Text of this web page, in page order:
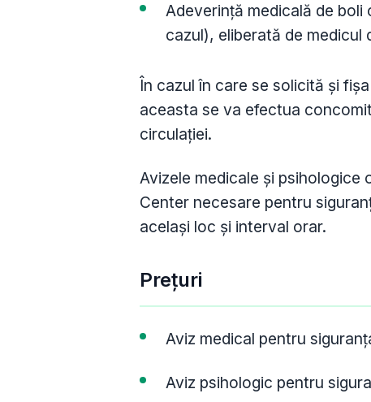
Adeverință medicală de
cazul), eliberată de medicul
În cazul în care se solicită și
aceasta se va efectua
circulației.
Avizele medicale și psihologice
Center necesare pentru
același loc și interval orar.
Prețuri
Aviz medical pentru
Aviz psihologic pentru